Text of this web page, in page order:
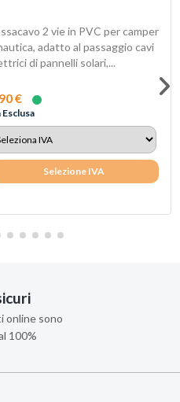
2 vie in PVC per camper
adatto al passaggio cavi
di pannelli solari,...
€
Esclusa
Selezione IVA
online sono
100%